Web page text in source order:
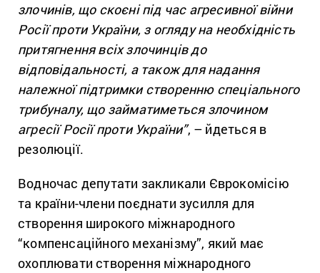
злочинів, що скоєні під час агресивної війни
Росії проти України, з огляду на необхідність
притягнення всіх злочинців до
відповідальності, а також для надання
належної підтримки створенню спеціального
трибуналу, що займатиметься злочином
агресії Росії проти України”, – йдеться в
резолюції.
Водночас депутати закликали Єврокомісію
та країни-члени поєднати зусилля для
створення широкого міжнародного
“компенсаційного механізму”, який має
охоплювати створення міжнародного